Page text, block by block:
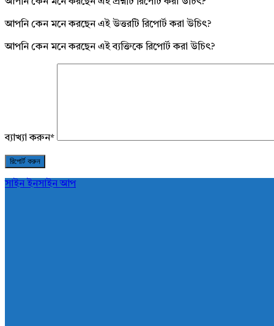
আপনি কেন মনে করছেন এই প্রশ্নটি রিপোর্ট করা উচিৎ?
আপনি কেন মনে করছেন এই উত্তরটি রিপোর্ট করা উচিৎ?
আপনি কেন মনে করছেন এই ব্যক্তিকে রিপোর্ট করা উচিৎ?
ব্যাখ্যা করুন*
সাইন ইনসাইন আপ